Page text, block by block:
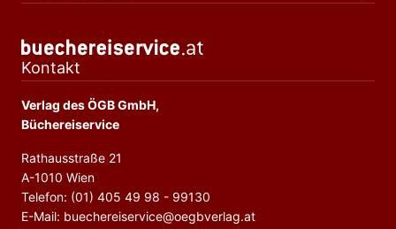
Kontakt
Verlag des ÖGB GmbH,
Büchereiservice
Rathausstraße 21
A-1010 Wien
Telefon: (01) 405 49 98 - 99130
E-Mail: buechereiservice@oegbverlag.at